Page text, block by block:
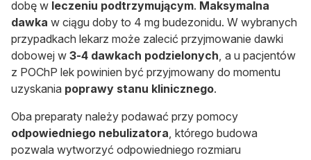
dobę w leczeniu podtrzymującym. Maksymalna
dawka w ciągu doby to 4 mg budezonidu. W wybranych
przypadkach lekarz może zalecić przyjmowanie dawki
dobowej w 3-4 dawkach podzielonych, a u pacjentów
z POChP lek powinien być przyjmowany do momentu
uzyskania poprawy stanu klinicznego.
Oba preparaty należy podawać przy pomocy
odpowiedniego nebulizatora, którego budowa
pozwala wytworzyć odpowiedniego rozmiaru